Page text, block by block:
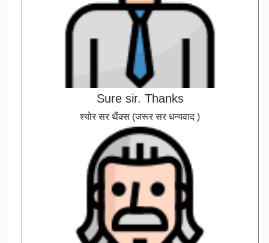
Sure sir. Thanks
श्योर सर थैंक्स (जरूर सर धन्यवाद )